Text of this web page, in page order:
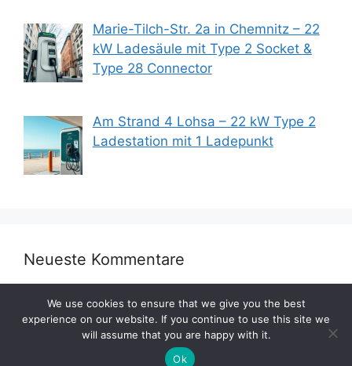
Marie-Tilch-Str. 2a in Chemnitz – 22
kW Ladesäule mit Type 2 Socket &
Type 28 Connector
Am Strand 4 Lohsa – 22 kW Type 2
Ladestation mit 1 Ladepunkt
Neueste Kommentare
We use cookies to ensure that we give you the best
experience on our website. If you continue to use this site we
will assume that you are happy with it.
Ok